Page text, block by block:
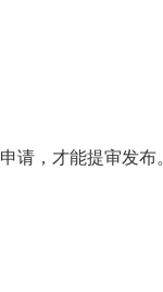
请，才能提审发布。